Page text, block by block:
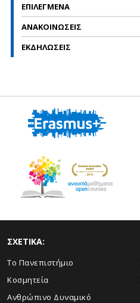
ΕΠΙΛΕΓΜΕΝΑ
ΑΝΑΚΟΙΝΩΣΕΙΣ
ΕΚΔΗΛΩΣΕΙΣ
ΣΧΕΤΙΚΑ:
Το Πανεπιστήμιο
Κοσμητεία
Ανθρώπινο Δυναμικό